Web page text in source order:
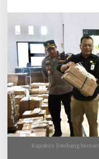
Kapolres Jombang